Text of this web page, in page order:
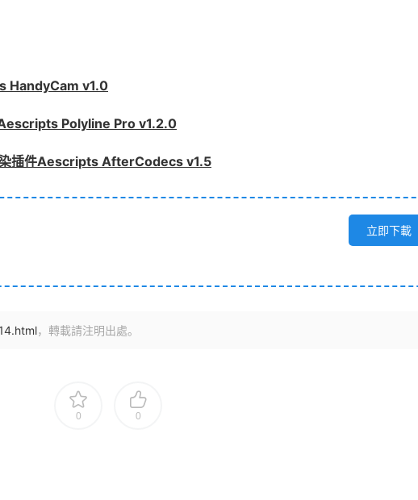
HandyCam v1.0
Polyline Pro v1.2.0
插件Aescripts AfterCodecs v1.5
立即下載
，轉載請注明出處。
0 0